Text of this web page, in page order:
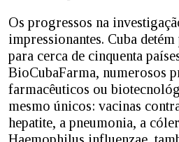
Os progressos na
impressionantes. Cuba detém
para cerca de cinquenta
BioCubaFarma, numerosos
farmacêuticos ou
mesmo únicos: vacinas
hepatite, a pneumonia, a